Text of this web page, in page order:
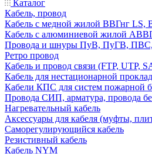
Каталог
Кабель, провод
Кабель с медной жилой ВВГнг
Кабель с алюминиевой жилой
Провода и шнуры ПуВ, ПуГВ,
Ретро провод
Кабель и провод связи (FTP, UTP,
Кабель для нестационарной
Кабели КПС для систем пожарной
Провода СИП, арматура, провода
Нагревательный кабель
Аксессуары для кабеля (муфты,
Саморегулирующийся кабель
Резистивный кабель
Кабель NYM